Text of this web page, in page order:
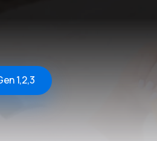
1,2,3